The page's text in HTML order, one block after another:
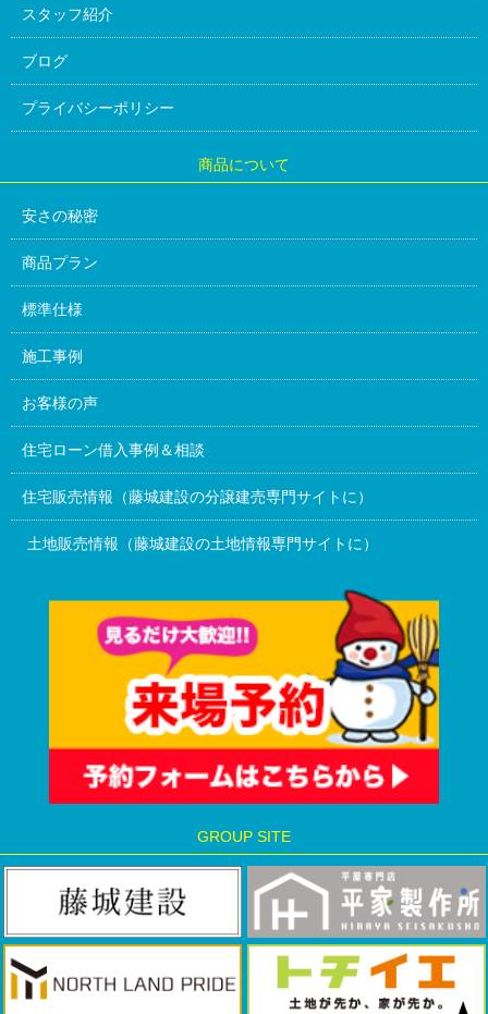
スタッフ紹介
ブログ
プライバシーポリシー
商品について
安さの秘密
商品プラン
標準仕様
施工事例
お客様の声
住宅ローン借入事例＆相談
住宅販売情報（藤城建設の分譲建売専門サイトに）
土地販売情報（藤城建設の土地情報専門サイトに）
GROUP SITE